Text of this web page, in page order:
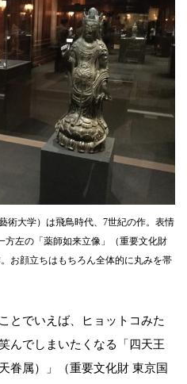
術大学）は飛鳥時代、7世紀の作。表情
方左の「薬師如来立像」（重要文化財
お顔立ちはもちろん全体的に丸みを帯
とでいえば、ヒョットコみた
んでしまいたくなる「四天王
眷属）」（重要文化財 東京国